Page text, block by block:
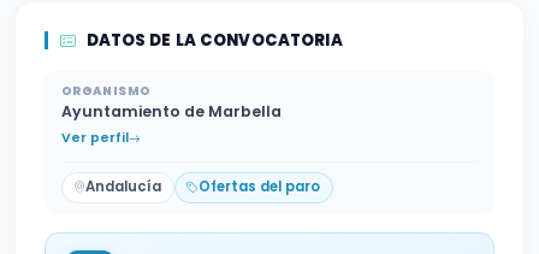
DATOS DE LA CONVOCATORIA
ORGANISMO
Ayuntamiento de Marbella
Ver perfil
Andalucía Ofertas del paro